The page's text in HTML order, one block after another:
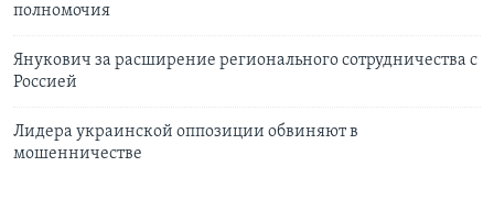
полномочия
Янукович за расширение регионального сотрудничества с
Россией
Лидера украинской оппозиции обвиняют в
мошенничестве